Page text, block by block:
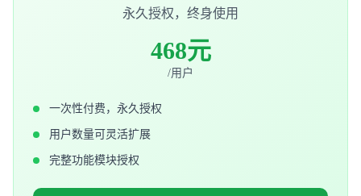
永久授权，终身使用
468元
/用户
一次性付费，永久授权
用户数量可灵活扩展
完整功能模块授权